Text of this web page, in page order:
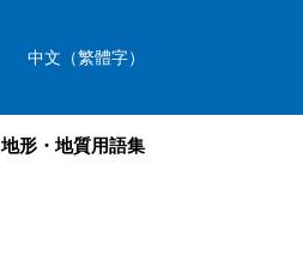
中文（繁體字）
地形・地質用語集